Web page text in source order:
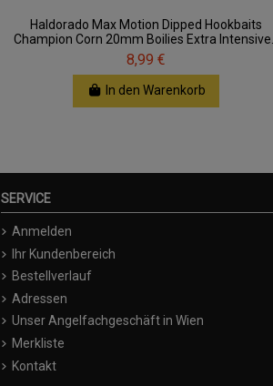
Haldorado Max Motion Dipped Hookbaits
Champion Corn 20mm Boilies Extra Intensive...
8,99 €
In den Warenkorb
SERVICE
Anmelden
Ihr Kundenbereich
Bestellverlauf
Adressen
Unser Angelfachgeschäft in Wien
Merkliste
Kontakt